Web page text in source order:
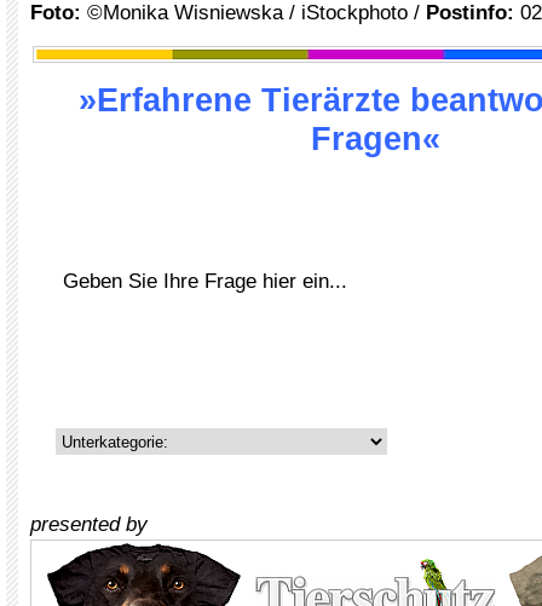
Foto: ©Monika Wisniewska / iStockphoto / Postinfo:
»Erfahrene Tierärzte
Fragen«
presented by